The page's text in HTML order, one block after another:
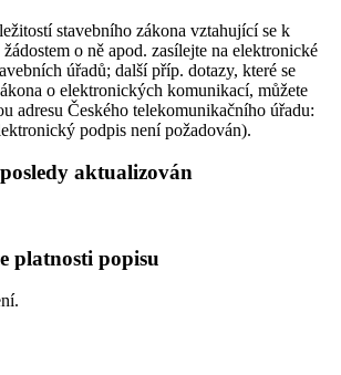
stavebního zákona vztahující se k
o ně apod. zasílejte na elektronické
úřadů; další příp. dotazy, které se
o elektronických komunikací, můžete
adresu Českého telekomunikačního úřadu:
podpis není požadován).
aktualizován
platnosti popisu